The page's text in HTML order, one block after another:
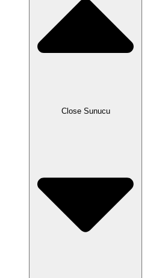
Close Sunucu